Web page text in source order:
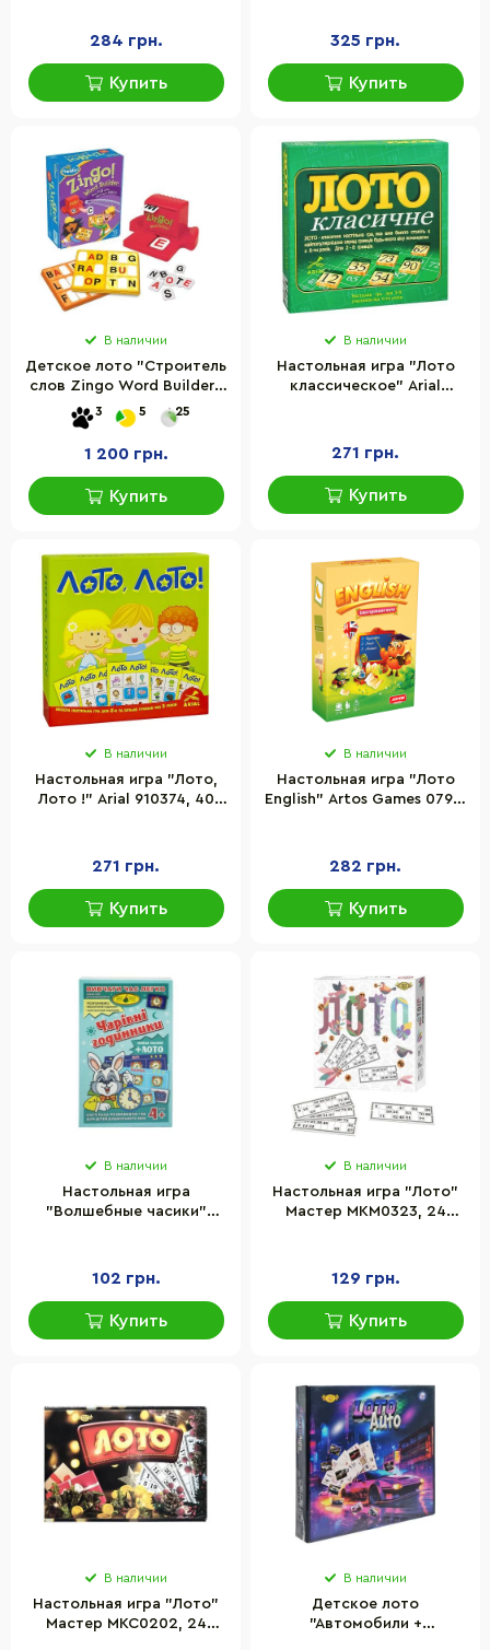
284 грн.
Купить
325 грн.
Купить
В наличии
Детское лото "Строитель
слов Zingo Word Builder"
ThinkFun 7706 с
аппаратом для выдачи
3 5 25
1 200 грн.
Купить
В наличии
Настольная игра "Лото
классическое" Arial
271 грн.
Купить
В наличии
Настольная игра "Лото,
Лото !" Arial 910374, 40
271 грн.
Купить
В наличии
Настольная игра "Лото
English" Artos Games 0796,
282 грн.
Купить
В наличии
Настольная игра
"Волшебные часики"
102 грн.
Купить
В наличии
Настольная игра "Лото"
Мастер MKM0323, 24
129 грн.
Купить
В наличии
Настольная игра "Лото"
Мастер MKC0202, 24
В наличии
Детское лото
"Автомобили +